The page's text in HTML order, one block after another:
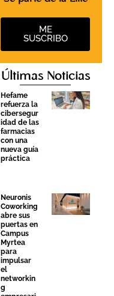
ME
SUSCRIBO
Últimas Noticias
Hefame
refuerza la
cibersegur
idad de las
farmacias
con una
nueva guía
práctica
Neuronis
Coworking
abre sus
puertas en
Campus
Myrtea
para
impulsar
el
networkin
g